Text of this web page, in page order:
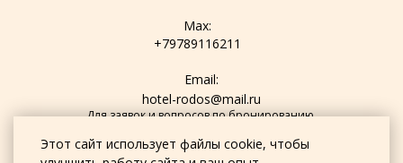
Этот сайт использует файлы cookie, чтобы
Max:
+79789116211
Email:
hotel-rodos@mail.ru
Для заявок и вопросов по бронированию.